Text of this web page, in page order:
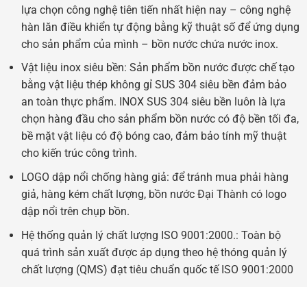
lựa chọn công nghệ tiên tiến nhất hiện nay – công nghệ
hàn lăn điều khiển tự động bằng kỹ thuật số để ứng dụng
cho sản phẩm của mình – bồn nước chứa nước inox.
Vật liệu inox siêu bền: Sản phẩm bồn nước được chế tạo
bằng vật liệu thép không gỉ SUS 304 siêu bền đảm bảo
an toàn thực phẩm. INOX SUS 304 siêu bền luôn là lựa
chọn hàng đầu cho sản phẩm bồn nước có độ bền tối đa,
bề mặt vật liệu có độ bóng cao, đảm bảo tính mỹ thuật
cho kiến trúc công trình.
LOGO dập nổi chống hàng giả: để tránh mua phải hàng
giả, hàng kém chất lượng, bồn nước Đại Thành có logo
dập nổi trên chụp bồn.
Hệ thống quản lý chất lượng ISO 9001:2000.: Toàn bộ
quá trình sản xuất được áp dụng theo hệ thóng quản lý
chất lượng (QMS) đạt tiêu chuẩn quốc tế ISO 9001:2000